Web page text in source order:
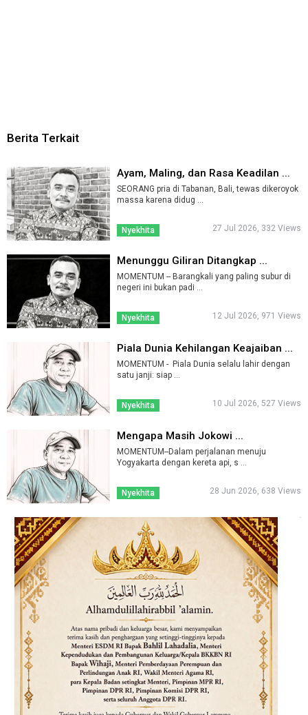
Berita Terkait
Ayam, Maling, dan Rasa Keadilan ...
SEORANG pria di Tabanan, Bali, tewas dikeroyok
massa karena didug ...
Nyekhita 27 Jul 2026, 332 Views
Menunggu Giliran Ditangkap ...
MOMENTUM -- Barangkali yang paling subur di
negeri ini bukan padi ...
Nyekhita 12 Jul 2026, 971 Views
Piala Dunia Kehilangan Keajaiban ...
MOMENTUM - Piala Dunia selalu lahir dengan
satu janji: siap ...
Nyekhita 10 Jul 2026, 527 Views
Mengapa Masih Jokowi ...
MOMENTUM--Dalam perjalanan menuju
Yogyakarta dengan kereta api, s ...
Nyekhita 28 Jun 2026, 638 Views